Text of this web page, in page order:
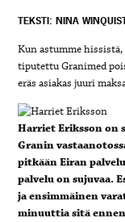
TEKSTI: NINA
Kun astumme
tiputettu Granimed
eräs asiakas juuri
Harriet Eriksson on
Granin
pitkään Eiran
palvelu on sujuvaa.
ja ensimmäinen
minuuttia sitä